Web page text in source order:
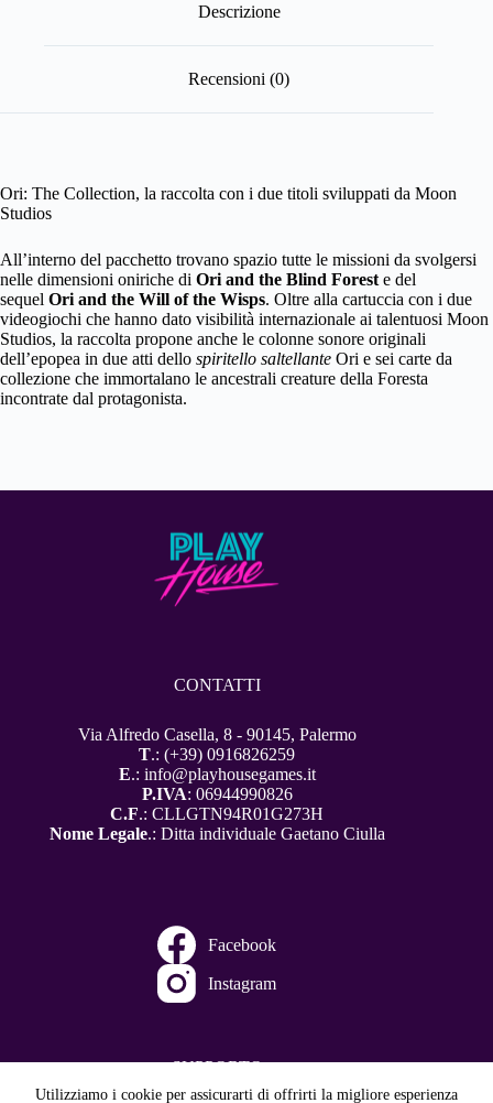
Utilizziamo i cookie per assicurarti di offrirti la migliore esperienza
Descrizione
Recensioni (0)
Ori: The Collection, la raccolta con i due titoli sviluppati da Moon
Studios
All’interno del pacchetto trovano spazio tutte le missioni da svolgersi
nelle dimensioni oniriche di Ori and the Blind Forest e del
sequel Ori and the Will of the Wisps. Oltre alla cartuccia con i due
videogiochi che hanno dato visibilità internazionale ai talentuosi Moon
Studios, la raccolta propone anche le colonne sonore originali
dell’epopea in due atti dello spiritello saltellante Ori e sei carte da
collezione che immortalano le ancestrali creature della Foresta
incontrate dal protagonista.
CONTATTI
Via Alfredo Casella, 8 - 90145, Palermo
T.: (+39) 0916826259
E.: info@playhousegames.it
P.IVA: 06944990826
C.F.: CLLGTN94R01G273H
Nome Legale.: Ditta individuale Gaetano Ciulla
Facebook
Instagram
SUPPORTO